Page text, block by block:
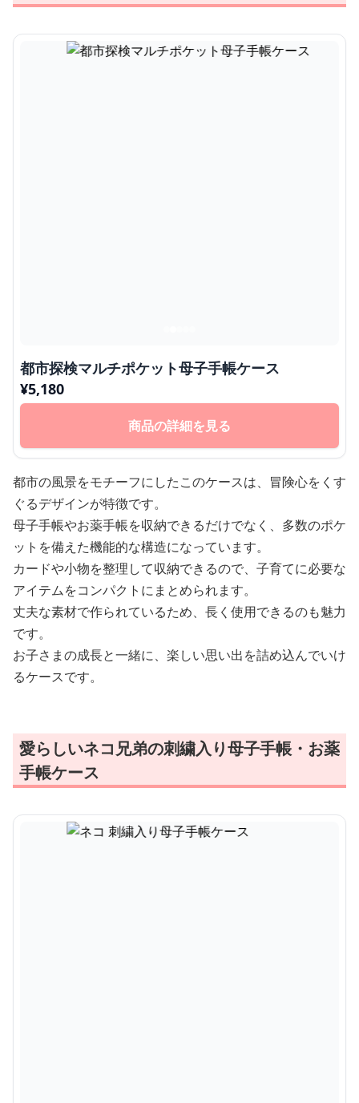
都市探検マルチポケット母子手帳ケース
¥5,180
商品の詳細を見る
都市の風景をモチーフにしたこのケースは、冒険心をくす
ぐるデザインが特徴です。
母子手帳やお薬手帳を収納できるだけでなく、多数のポケ
ットを備えた機能的な構造になっています。
カードや小物を整理して収納できるので、子育てに必要な
アイテムをコンパクトにまとめられます。
丈夫な素材で作られているため、長く使用できるのも魅力
です。
お子さまの成長と一緒に、楽しい思い出を詰め込んでいけ
るケースです。
愛らしいネコ兄弟の刺繍入り母子手帳・お薬
手帳ケース